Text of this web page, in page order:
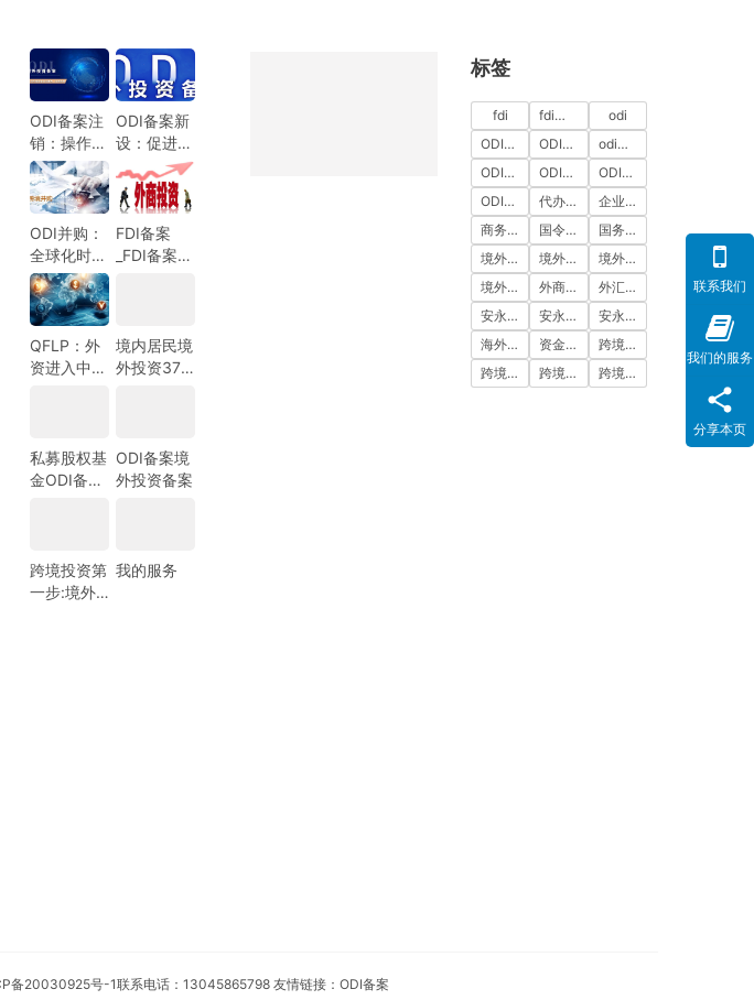
ODI备案注
销：操作指
南与注意事
项
ODI备案新
设：促进中
国企业全球
化发展的新
机遇
ODI并购：
全球化时代
的企业战略
选择
FDI备案
_FDI备案指
规圈
QFLP：外
资进入中国
境内居民境
外投资37
私募股权基
金ODI备案
ODI备案境
外投资备案
跨境投资第
一步:境外
我的服务
标签
fdi fdi备案
odi
ODI代办
ODI代办服务
odi备案
ODI备案中介机构
ODI备案代办中介
ODI备案费用
ODI登记
代办ODI多少钱
企业出海
商务部备案
国令第837号
国务院令第837号
境外投资
境外投资备案
境外投资备案流程
境外直接投资
外商投资
外汇登记
安永国际
安永国际ODI备案
安永国际跨境合规圈
海外公司注册服务
资金出境
跨境合规
跨境合规圈
跨境合规服务 跨境投资
备20030925号-1联系电话：13045865798 友情链接： ODI备案
联系我们
我们的服务
分享本页